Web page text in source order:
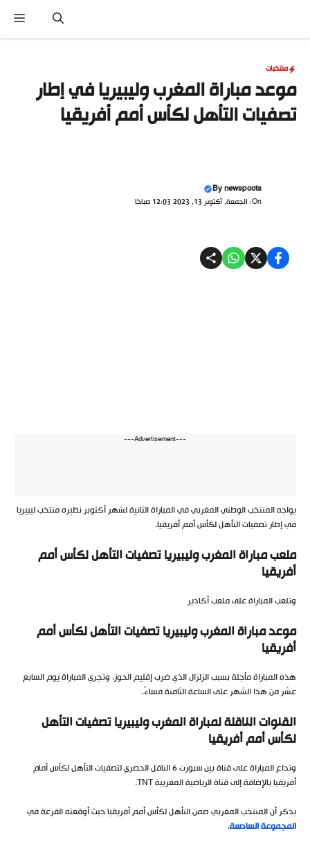
المحتوى
منتخبات
موعد مباراة المغرب وليبيريا في إطار
تصفيات التأهل لكأس أمم أفريقيا
Bynewspoots
On: الجمعة, أكتوبر 13, 2023 12:03 صباحًا
---Advertisement---
يواجه المنتخب الوطني المغربي في المباراة الثانية لشهر أكتوبر نظيره منتخب ليبيريا
في إطار تصفيات التأهل لكأس أمم أفريقيا.
ملعب مباراة المغرب وليبيريا تصفيات التأهل لكأس أمم
أفريقيا
وتلعب المباراة على ملعب أكادير
موعد مباراة المغرب وليبيريا تصفيات التأهل لكأس أمم
أفريقيا
هذه المباراة مأجلة بسبب الزلزال الذي ضرب إقليم الحوز. وتجري المباراة يوم السابع
عشر من هذا الشهر على الساعة الثامنة مساءً.
القنوات الناقلة لمباراة المغرب وليبيريا تصفيات التأهل
لكأس أمم أفريقيا
وتداع المباراة على قناة بين سبورت 6 الناقل الحصري لتصفيات التأهل لكأس أمام
أفريقيا بالإضافة إلى قناة الرياضية المغربية TNT.
يذكر أن المنتخب المغربي ضمن التأهل لكأس أمم أفريقيا حيث أوقعته القرعة في
المجموعة السادسة.